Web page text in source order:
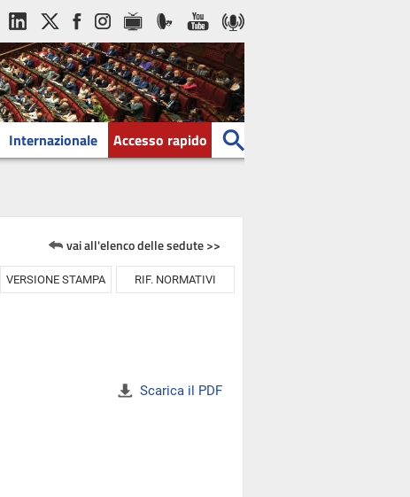
Internazionale Accesso rapido
vai all'elenco delle sedute >>
VERSIONE STAMPA RIF. NORMATIVI
Scarica il PDF